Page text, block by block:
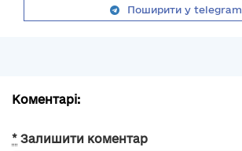
Поширити у telegram
Коментарі:
* Залишити коментар